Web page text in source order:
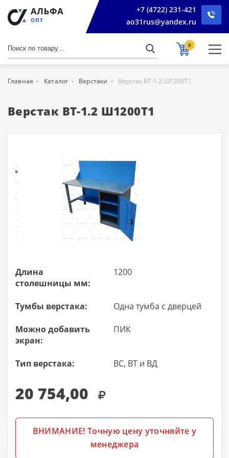
+7 (4722) 231-421
ao31rus@yandex.ru
0
Главная Каталог Верстаки Верстак ВТ-1.2 Ш1200Т1
Верстак ВТ-1.2 Ш1200Т1
Длина
столешницы мм:
1200
Тумбы верстака: Одна тумба с дверцей
Можно добавить
экран:
ПИК
Тип верстака: ВС, ВТ и ВД
20 754,00
ВНИМАНИЕ! Точную цену уточняйте у
менеджера